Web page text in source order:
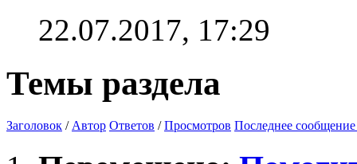
22.07.2017, 17:29
Темы раздела
Заголовок / Автор Ответов /Просмотров Последнее сообщение